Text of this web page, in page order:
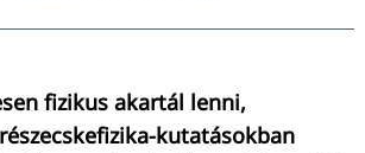
fizikus akartál lenni,
kutatásokban